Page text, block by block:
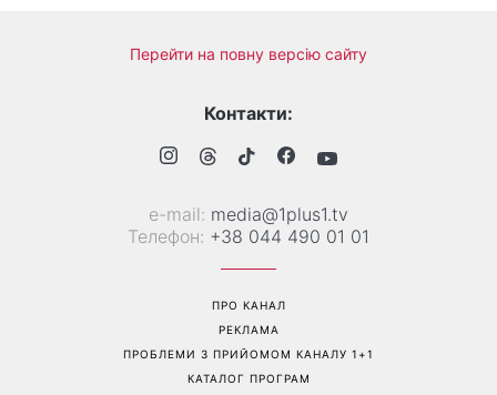
Перейти на повну версію сайту
Контакти:
е-mail: media@1plus1.tv
Телефон: +38 044 490 01 01
ПРО КАНАЛ
РЕКЛАМА
ПРОБЛЕМИ З ПРИЙОМОМ КАНАЛУ 1+1
КАТАЛОГ ПРОГРАМ